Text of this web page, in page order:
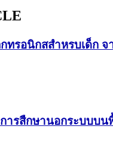
ทรอนิกสสำหรบเด็ก
ารสืกษานอกระบบบน